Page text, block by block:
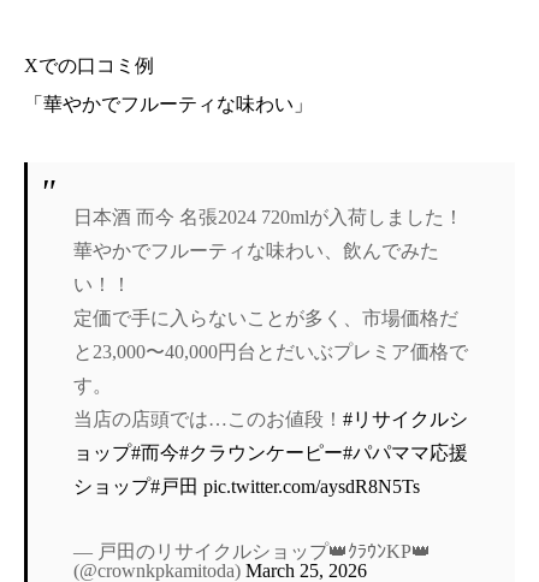
Xでの口コミ例
「華やかでフルーティな味わい」
日本酒 而今 名張2024 720mlが入荷しました！
華やかでフルーティな味わい、飲んでみた
い！！
定価で手に入らないことが多く、市場価格だ
と23,000〜40,000円台とだいぶプレミア価格で
す。
当店の店頭では…このお値段！#リサイクルシ
ョップ#而今#クラウンケーピー#パパママ応援
ショップ#戸田 pic.twitter.com/aysdR8N5Ts
— 戸田のリサイクルショップ👑ｸﾗｳﾝKP👑
(@crownkpkamitoda)March 25, 2026